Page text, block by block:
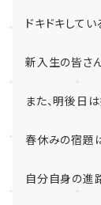
ドキドキして
新入生の皆さ
また、明後日
春休みの宿題
自分自身の進